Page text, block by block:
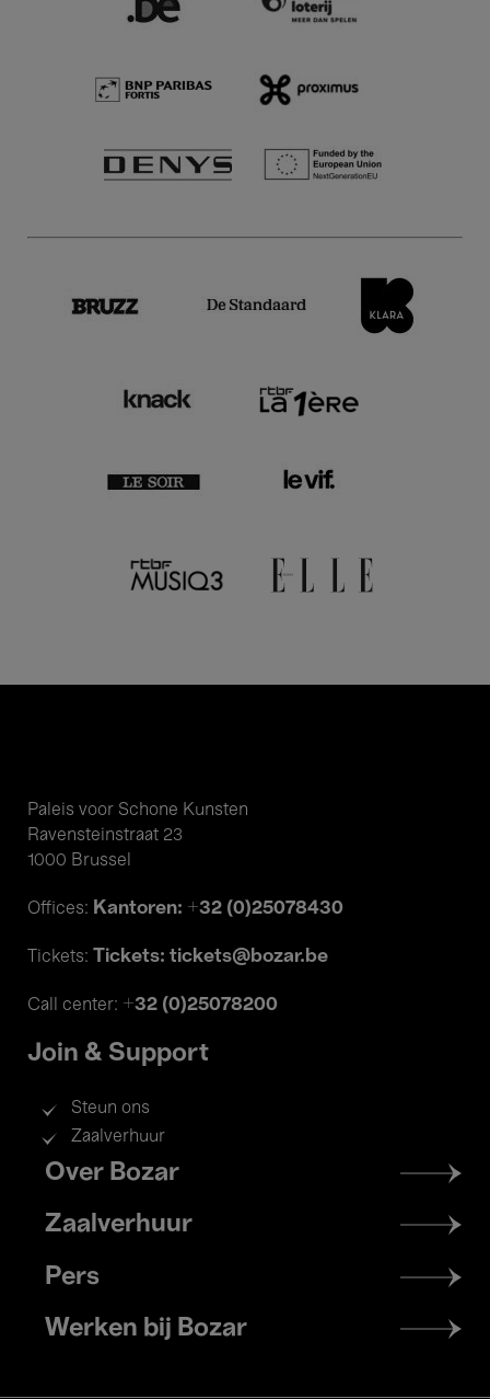
Paleis voor Schone Kunsten
Ravensteinstraat 23
1000 Brussel
Offices: Kantoren: +32 (0)25078430
Tickets: Tickets: tickets@bozar.be
Call center: +32 (0)25078200
Join & Support
Steun ons
Zaalverhuur
Footer
menu
Over Bozar
Zaalverhuur
Pers
Werken bij Bozar